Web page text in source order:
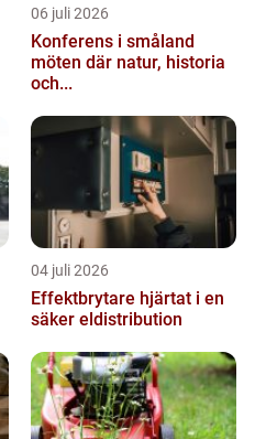
06 juli 2026
Konferens i småland
möten där natur, historia
och...
04 juli 2026
Effektbrytare hjärtat i en
säker eldistribution